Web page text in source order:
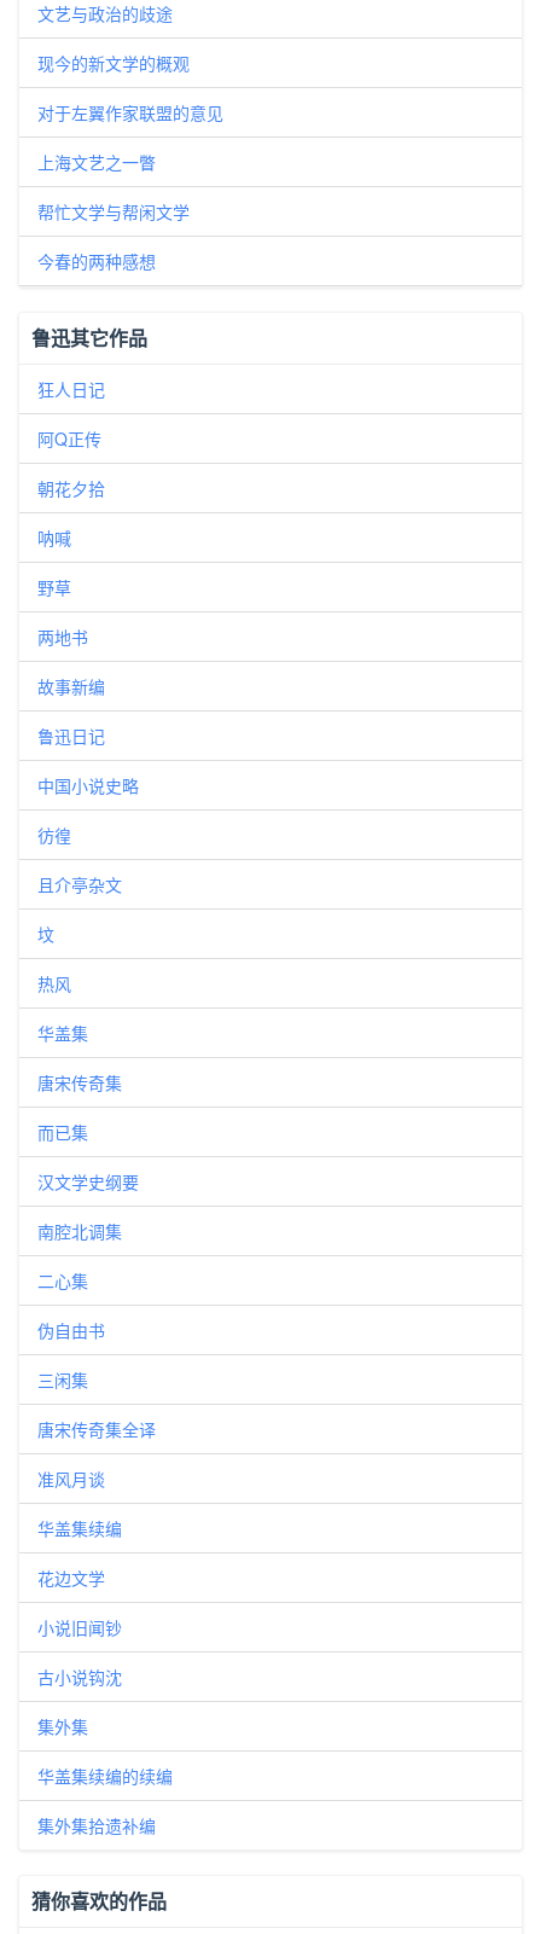
文艺与政治的歧途
现今的新文学的概观
对于左翼作家联盟的意见
上海文艺之一瞥
帮忙文学与帮闲文学
今春的两种感想
鲁迅其它作品
狂人日记
阿Q正传
朝花夕拾
呐喊
野草
两地书
故事新编
鲁迅日记
中国小说史略
彷徨
且介亭杂文
坟
热风
华盖集
唐宋传奇集
而已集
汉文学史纲要
南腔北调集
二心集
伪自由书
三闲集
唐宋传奇集全译
准风月谈
华盖集续编
花边文学
小说旧闻钞
古小说钩沈
集外集
华盖集续编的续编
集外集拾遗补编
猜你喜欢的作品